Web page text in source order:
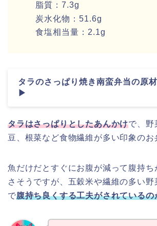
脂質：7.3g
炭水化物：51.6g
食塩相当量：2.1g
タラのさっぱり焼き南蛮弁当の原
▶
タラはさっぱりとしたあんかけで、野
豆、根菜など食物繊維が多い印象のお
魚だけだとすぐにお腹が減って腹持ち
さそうですが、五穀米や繊維の多い野
で腹持ち良くする工夫がされているの